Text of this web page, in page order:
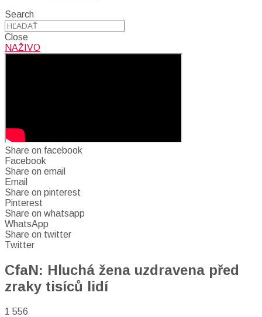
Search
Close
NAŽIVO
Share on facebook
Facebook
Share on email
Email
Share on pinterest
Pinterest
Share on whatsapp
WhatsApp
Share on twitter
Twitter
CfaN: Hluchá žena uzdravena před
zraky tisíců lidí
1 556